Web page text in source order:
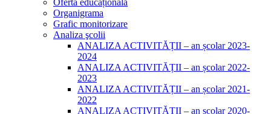
Oferta educațională
Organigrama
Grafic monitorizare
Analiza şcolii
ANALIZA ACTIVITĂȚII – an școlar 2023-
2024
ANALIZA ACTIVITĂȚII – an școlar 2022-
2023
ANALIZA ACTIVITĂȚII – an școlar 2021-
2022
ANALIZA ACTIVITĂȚII – an școlar 2020-